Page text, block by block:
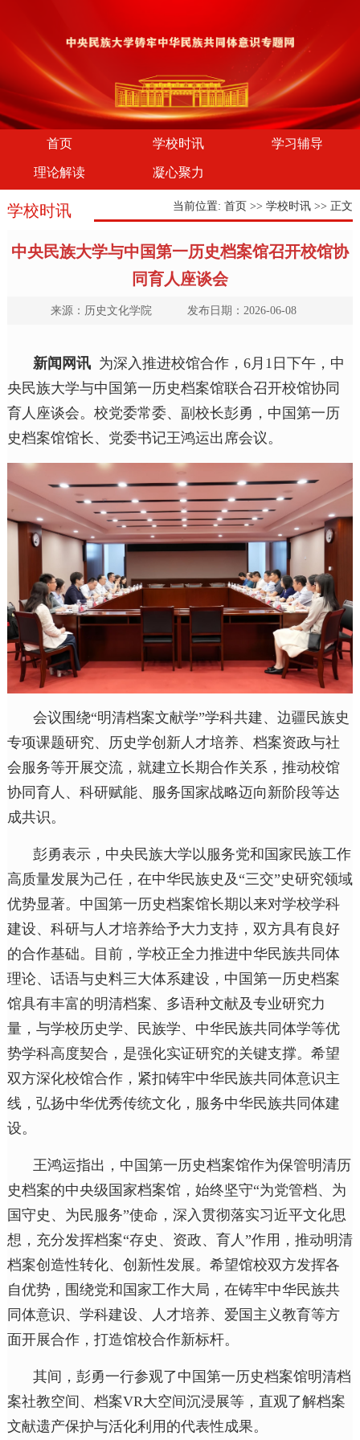
首页 学校时讯 学习辅导
理论解读 凝心聚力
学校时讯 当前位置:首页 >>学校时讯 >> 正文
中央民族大学与中国第一历史档案馆召开校馆协
同育人座谈会
来源：历史文化学院 发布日期：2026-06-08
新闻网讯为深入推进校馆合作，6月1日下午，中
央民族大学与中国第一历史档案馆联合召开校馆协同
育人座谈会。校党委常委、副校长彭勇，中国第一历
史档案馆馆长、党委书记王鸿运出席会议。
会议围绕“明清档案文献学”学科共建、边疆民族史
专项课题研究、历史学创新人才培养、档案资政与社
会服务等开展交流，就建立长期合作关系，推动校馆
协同育人、科研赋能、服务国家战略迈向新阶段等达
成共识。
彭勇表示，中央民族大学以服务党和国家民族工作
高质量发展为己任，在中华民族史及“三交”史研究领域
优势显著。中国第一历史档案馆长期以来对学校学科
建设、科研与人才培养给予大力支持，双方具有良好
的合作基础。目前，学校正全力推进中华民族共同体
理论、话语与史料三大体系建设，中国第一历史档案
馆具有丰富的明清档案、多语种文献及专业研究力
量，与学校历史学、民族学、中华民族共同体学等优
势学科高度契合，是强化实证研究的关键支撑。希望
双方深化校馆合作，紧扣铸牢中华民族共同体意识主
线，弘扬中华优秀传统文化，服务中华民族共同体建
设。
王鸿运指出，中国第一历史档案馆作为保管明清历
史档案的中央级国家档案馆，始终坚守“为党管档、为
国守史、为民服务”使命，深入贯彻落实习近平文化思
想，充分发挥档案“存史、资政、育人”作用，推动明清
档案创造性转化、创新性发展。希望馆校双方发挥各
自优势，围绕党和国家工作大局，在铸牢中华民族共
同体意识、学科建设、人才培养、爱国主义教育等方
面开展合作，打造馆校合作新标杆。
其间，彭勇一行参观了中国第一历史档案馆明清档
案社教空间、档案VR大空间沉浸展等，直观了解档案
文献遗产保护与活化利用的代表性成果。